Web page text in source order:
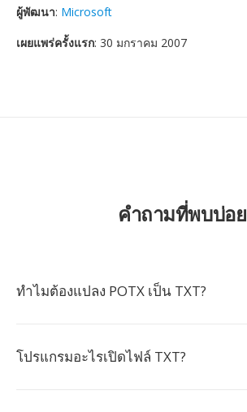
ผู้พัฒนา: Microsoft
เผยแพร่ครั้งแรก: 30 มกราคม 2007
คำถามที่พบบ่อย
ทำไมต้องแปลง POTX เป็น TXT?
โปรแกรมอะไรเปิดไฟล์ TXT?